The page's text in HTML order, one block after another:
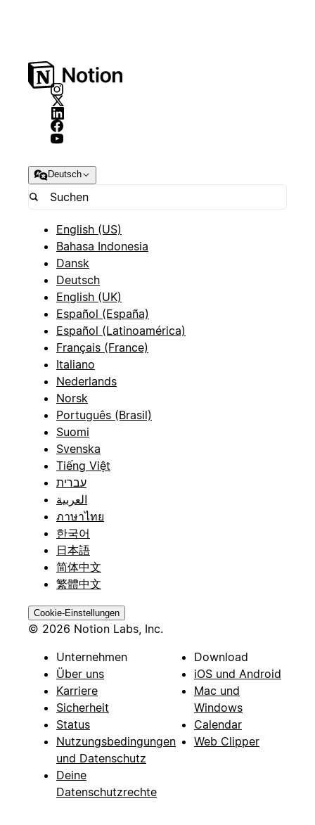
Deutsch
English (US)
Bahasa Indonesia
Dansk
Deutsch
English (UK)
Español (España)
Español (Latinoamérica)
Français (France)
Italiano
Nederlands
Norsk
Português (Brasil)
Suomi
Svenska
Tiếng Việt
עברית
العربية
ภาษาไทย
한국어
日本語
简体中文
繁體中文
Cookie-Einstellungen
© 2026 Notion Labs, Inc.
Unternehmen
Über uns
Karriere
Sicherheit
Status
Nutzungsbedingungen
und Datenschutz
Deine
Datenschutzrechte
Download
iOS und Android
Mac und
Windows
Calendar
Web Clipper